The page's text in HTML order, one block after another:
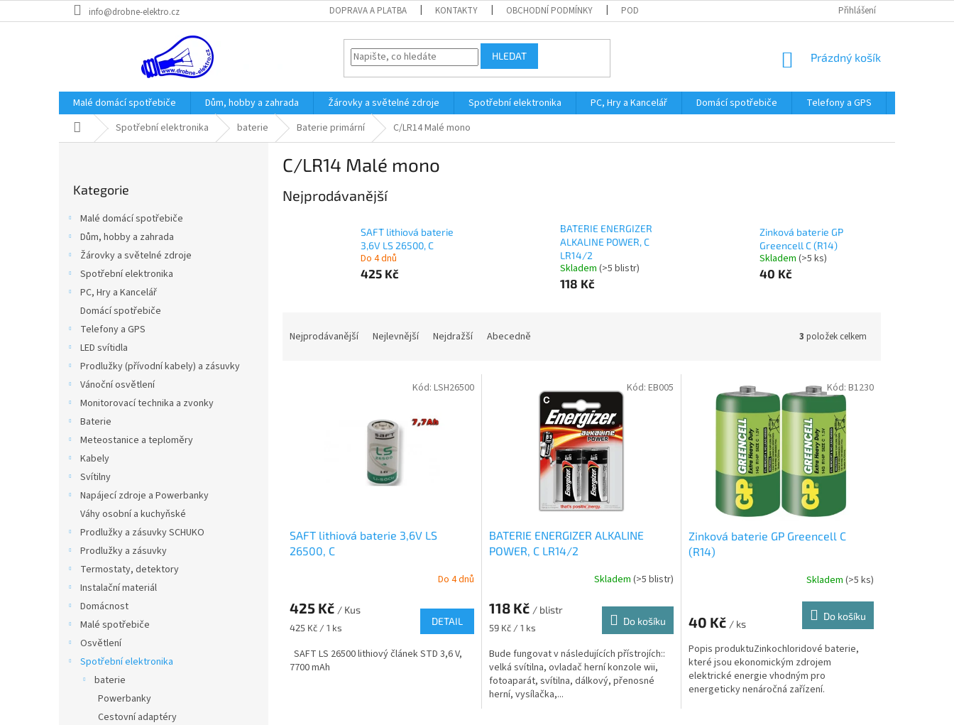
na
info@drobne-elektro.cz DOPRAVA A PLATBA KONTAKTY OBCHODNÍ PODMÍNKY PODMÍNKY OCHRANY OSOBNÍCH ÚDAJŮ Přihlášení
HLEDAT
NÁKUPNÍ
Prázdný košík
Malé domácí spotřebiče Dům, hobby a zahrada Žárovky a světelné zdroje Spotřební elektronika PC, Hry a Kancelář Domácí spotřebiče Telefony a GPS
Domů Spotřební elektronika baterie Baterie primární C/LR14 Malé mono
kategorie
Kategorie
Malé domácí spotřebiče
Dům, hobby a zahrada
Žárovky a světelné zdroje
Spotřební elektronika
PC, Hry a Kancelář
Domácí spotřebiče
Telefony a GPS
LED svítidla
Prodlužky (přívodní kabely) a zásuvky
Vánoční osvětlení
Monitorovací technika a zvonky
Baterie
Meteostanice a teploměry
Kabely
Svítilny
Napájecí zdroje a Powerbanky
Váhy osobní a kuchyňské
Prodlužky a zásuvky SCHUKO
Prodlužky a zásuvky
Termostaty, detektory
Instalační materiál
Domácnost
Malé spotřebiče
Osvětlení
Spotřební elektronika
baterie
Powerbanky
Cestovní adaptéry
C/LR14 Malé mono
Nejprodávanější
SAFT lithiová baterie
3,6V LS 26500, C
Do 4 dnů
425 Kč
BATERIE ENERGIZER
ALKALINE POWER, C
LR14/2
Skladem (>5 blistr)
118 Kč
Zinková baterie GP
Greencell C (R14)
Skladem (>5 ks)
40 Kč
Nejprodávanější Nejlevnější Nejdražší Abecedně 3 položek celkem
SAFT lithiová baterie 3,6V LS
26500, C
Do 4 dnů
425 Kč / Kus
Měrná
425 Kč / 1 ks
DETAIL
SAFT LS 26500 lithiový článek STD 3,6 V,
7700 mAh
Kód: LSH26500
BATERIE ENERGIZER ALKALINE
POWER, C LR14/2
Skladem (>5 blistr)
118 Kč / blistr
Měrná
59 Kč / 1 ks
Do košíku
Bude fungovat v následujících přístrojích::
velká svítilna, ovladač herní konzole wii,
fotoaparát, svítilna, dálkový, přenosné
herní, vysílačka,...
Kód: EB005
Zinková baterie GP Greencell C
(R14)
Skladem (>5 ks)
40 Kč / ks
Do košíku
Popis produktuZinkochloridové baterie,
které jsou ekonomickým zdrojem
elektrické energie vhodným pro
energeticky nenáročná zařízení.
Kód: B1230